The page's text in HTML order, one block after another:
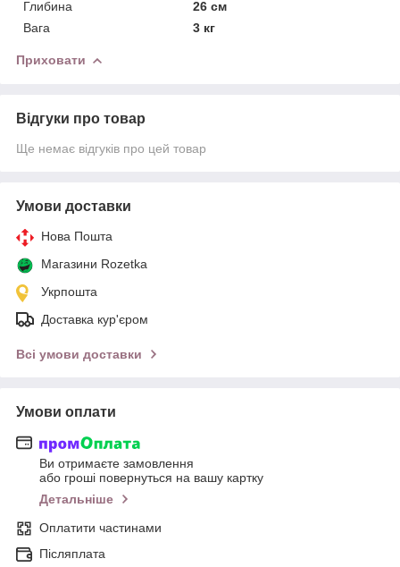
Глибина
26 см
Вага
3 кг
Приховати
Відгуки про товар
Ще немає відгуків про цей товар
Умови доставки
Нова Пошта
Магазини Rozetka
Укрпошта
Доставка кур'єром
Всі умови доставки
Умови оплати
Ви отримаєте замовлення
або гроші повернуться на вашу картку
Детальніше
Оплатити частинами
Післяплата